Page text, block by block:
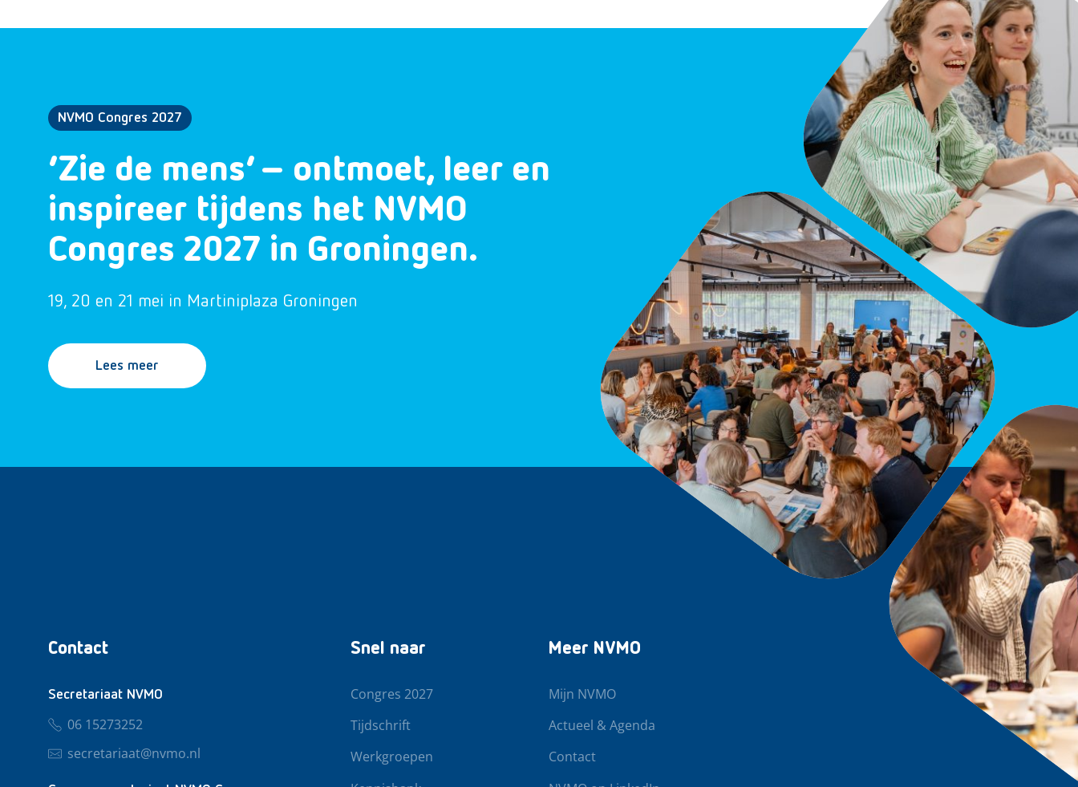
NVMO Congres 2027
‘Zie de mens’ – ontmoet, leer en
inspireer tijdens het NVMO
Congres 2027 in Groningen.
19, 20 en 21 mei in Martiniplaza Groningen
Lees meer
Contact
Secretariaat NVMO
06 15273252
secretariaat@nvmo.nl
Snel naar
Congres 2027
Tijdschrift
Werkgroepen
Meer NVMO
Mijn NVMO
Actueel & Agenda
Contact